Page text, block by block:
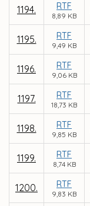
1194. RTF
8,89 KB
1195. RTF
9,49 KB
1196. RTF
9,06 KB
1197. RTF
18,73 KB
1198. RTF
9,85 KB
1199. RTF
8,74 KB
1200. RTF
9,83 KB